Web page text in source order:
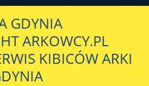
GDYNIA
ARKOWCY.PL
KIBICÓW ARKI